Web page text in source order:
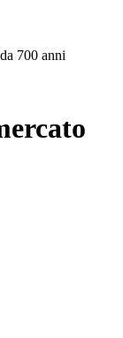
700 anni